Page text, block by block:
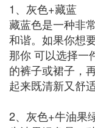
1、灰色+藏蓝
藏蓝色是一种非
和谐。如果你想
那你 可以选择一
的裤子或裙子，
起来既清新又舒适
2、灰色+牛油果